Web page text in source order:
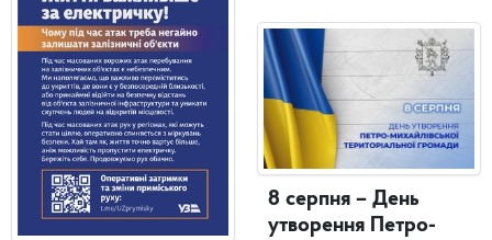
8 серпня – День
утворення Петро-